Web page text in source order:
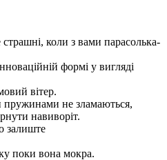
коли з вами парасолька-
формі у вигляді
вітер.
пружинами не зламаються,
навиворіт.
залиште
поки вона мокра.